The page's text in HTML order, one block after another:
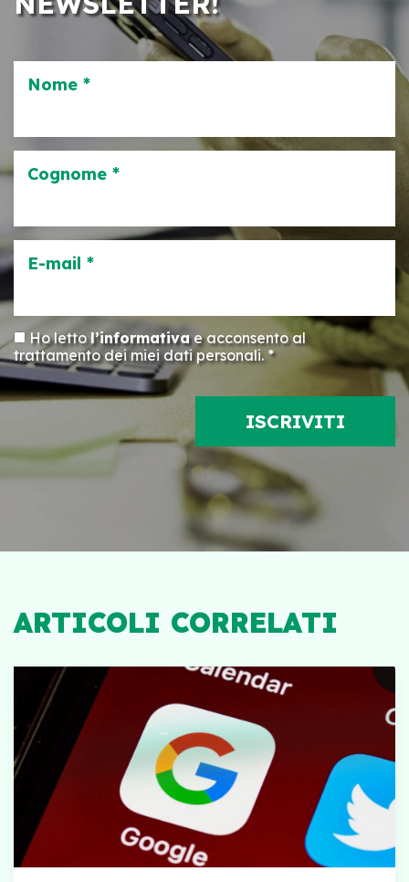
Nome *
Cognome *
E-mail *
Ho lettol’informativae acconsento al
trattamento dei miei dati personali. *
ARTICOLI CORRELATI